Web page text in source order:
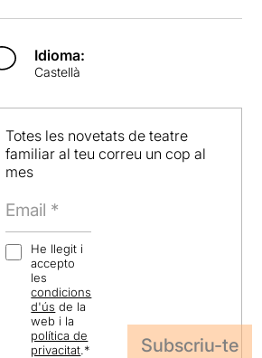
Idioma:
Castellà
Totes les novetats de teatre
familiar al teu correu un cop al
mes
He llegit i
accepto
les
condicions
d'ús de la
web i la
política de
privacitat.*